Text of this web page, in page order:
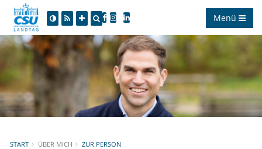
Menü
START ÜBER MICH ZUR PERSON